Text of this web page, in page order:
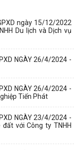
ngày 15/12/2022
Du lịch và Dịch vụ
NGÀY 26/4/2024 -
NGÀY 26/4/2024 -
Tiến Phát
NGÀY 23/4/2024 -
với Công ty TNHH